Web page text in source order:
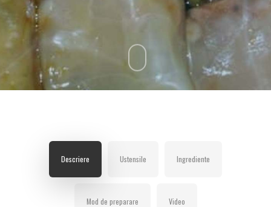
Descriere Ustensile Ingrediente
Mod de preparare Video